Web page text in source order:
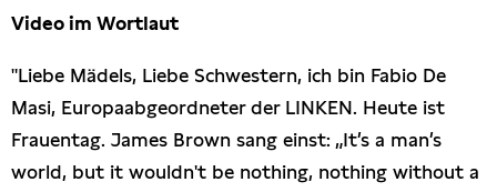
Video im Wortlaut
"Liebe Mädels, Liebe Schwestern, ich bin Fabio De
Masi, Europaabgeordneter der LINKEN. Heute ist
Frauentag. James Brown sang einst: „It’s a man’s
world, but it wouldn't be nothing, nothing without a